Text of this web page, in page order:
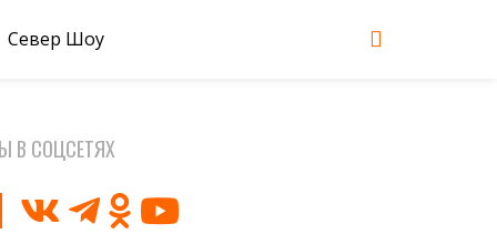
Север Шоу
В СОЦСЕТЯХ